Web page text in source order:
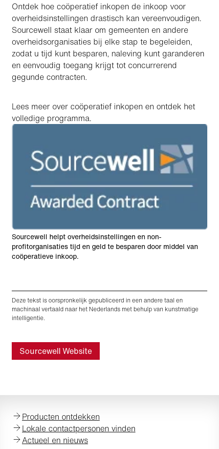
Ontdek hoe coöperatief inkopen de inkoop voor
overheidsinstellingen drastisch kan vereenvoudigen.
Sourcewell staat klaar om gemeenten en andere
overheidsorganisaties bij elke stap te begeleiden,
zodat u tijd kunt besparen, naleving kunt garanderen
en eenvoudig toegang krijgt tot concurrerend
gegunde contracten.
Lees meer over coöperatief inkopen en ontdek het
volledige programma.
Sourcewell helpt overheidsinstellingen en non-
profitorganisaties tijd en geld te besparen door middel van
coöperatieve inkoop.
Deze tekst is oorspronkelijk gepubliceerd in een andere taal en
machinaal vertaald naar het Nederlands met behulp van kunstmatige
intelligentie.
Sourcewell Website
Producten ontdekken
Lokale contactpersonen vinden
Actueel en nieuws